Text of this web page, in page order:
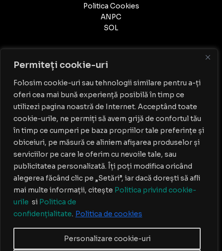
Permiteți cookie-uri
Folosim cookie-uri sau tehnologii similare pentru a-ți
oferi cea mai bună experiență posibilă în timp ce
utilizezi pagina noastră de Internet. Acceptând toate
cookie-urile, ne permiți să avem grijă de confortul tău
în timp ce cumperi pe baza propriilor tale preferințe și
obiceiuri, pe măsură ce aliniem afișarea produselor și
serviciilor pe care le oferim cu nevoile tale, sau
publicitatea personalizată. Îți poți modifica oricând
alegerea făcând clic pe „Setări”, iar dacă dorești să afli
mai multe informații, citește Politica privind cookie-
urile si Politica de
confidențialitate. Politica de cookies
Personalizare cookie-uri
Contact
PROGRAM: Luni-Vineri: 9:00 - 18:00
0749.139.933
AMA BOUTIQUE SRL
CIF: 38995816
Nr. Reg. Com.: J40/3350/2018
Str.Melodiei nr.62,sect 2, Bucuresti
contact@dress-lovers.ro
Politica Cookies
ANPC
SOL
a
a
c
i
k
n
s u